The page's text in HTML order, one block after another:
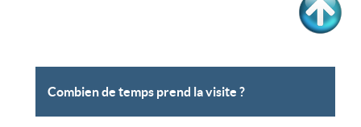
Combien de temps prend la visite ?